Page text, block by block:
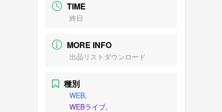
TIME
終日
MORE INFO
出品リストダウンロード
種別
WEB,
WEBライブ,